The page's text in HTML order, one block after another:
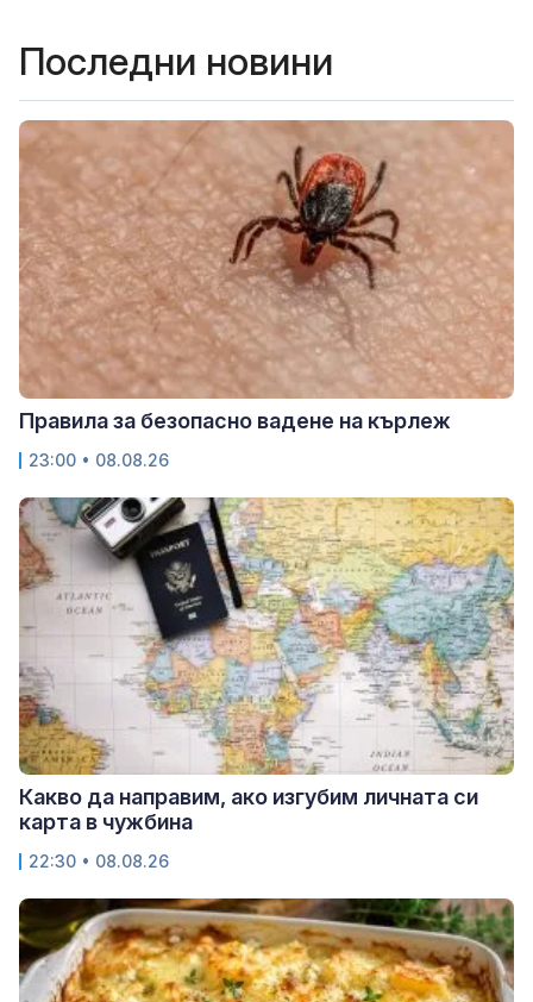
Последни новини
Правила за безопасно вадене на кърлеж
23:00 • 08.08.26
Какво да направим, ако изгубим личната си
карта в чужбина
22:30 • 08.08.26